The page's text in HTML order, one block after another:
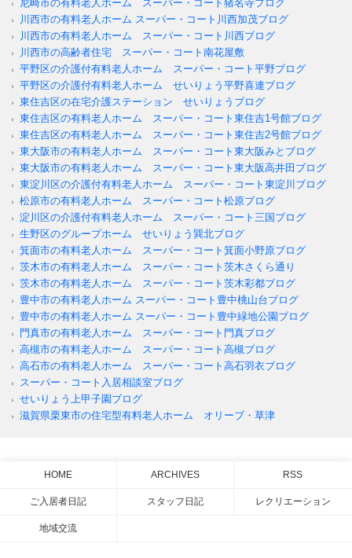
尼崎市の有料老人ホーム スーパー・コート猪名寺ブログ
川西市の有料老人ホーム スーパー・コート川西加茂ブログ
川西市の有料老人ホーム スーパー・コート川西ブログ
川西市の高齢者住宅 スーパー・コート南花屋敷
平野区の介護付有料老人ホーム スーパー・コート平野ブログ
平野区の介護付有料老人ホーム せいりょう平野喜連ブログ
東住吉区の在宅介護ステーション せいりょうブログ
東住吉区の有料老人ホーム スーパー・コート東住吉1号館ブログ
東住吉区の有料老人ホーム スーパー・コート東住吉2号館ブログ
東大阪市の有料老人ホーム スーパー・コート東大阪みとブログ
東大阪市の有料老人ホーム スーパー・コート東大阪高井田ブログ
東淀川区の介護付有料老人ホーム スーパー・コート東淀川ブログ
松原市の有料老人ホーム スーパー・コート松原ブログ
淀川区の介護付有料老人ホーム スーパー・コート三国ブログ
生野区のグループホーム せいりょう巽北ブログ
箕面市の有料老人ホーム スーパー・コート箕面小野原ブログ
茨木市の有料老人ホーム スーパー・コート茨木さくら通り
茨木市の有料老人ホーム スーパー・コート茨木彩都ブログ
豊中市の有料老人ホーム スーパー・コート豊中桃山台ブログ
豊中市の有料老人ホーム スーパー・コート豊中緑地公園ブログ
門真市の有料老人ホーム スーパー・コート門真ブログ
高槻市の有料老人ホーム スーパー・コート高槻ブログ
高石市の有料老人ホーム スーパー・コート高石羽衣ブログ
スーパー・コート入居相談室ブログ
せいりょう上甲子園ブログ
滋賀県栗東市の住宅型有料老人ホーム オリーブ・草津
HOME ARCHIVES RSS
ご入居者日記 スタッフ日記 レクリエーション
地域交流